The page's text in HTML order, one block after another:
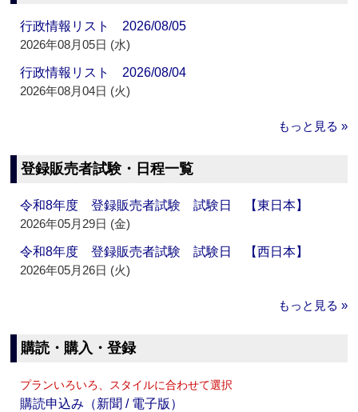
行政情報リスト 2026/08/05
2026年08月05日 (水)
行政情報リスト 2026/08/04
2026年08月04日 (火)
もっと見る »
登録販売者試験・日程一覧
令和8年度 登録販売者試験 試験日 【東日本】
2026年05月29日 (金)
令和8年度 登録販売者試験 試験日 【西日本】
2026年05月26日 (火)
もっと見る »
購読・購入・登録
プランいろいろ、スタイルに合わせて選択
購読申込み（新聞 / 電子版）